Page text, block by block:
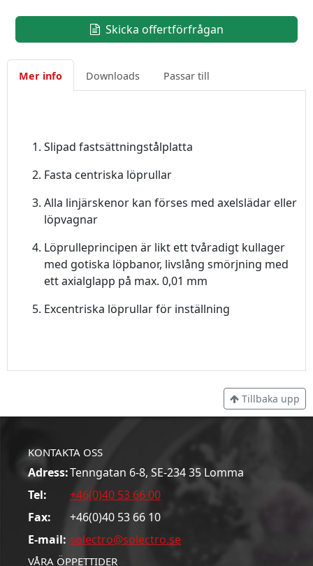
Skicka offertförfrågan
Mer info Downloads Passar till
Slipad fastsättningstålplatta
Fasta centriska löprullar
Alla linjärskenor kan förses med axelslädar eller
löpvagnar
Löprulleprincipen är likt ett tvåradigt kullager
med gotiska löpbanor, livslång smörjning med
ett axialglapp på max. 0,01 mm
Excentriska löprullar för inställning
Tillbaka upp
KONTAKTA OSS
Adress:Tenngatan 6-8, SE-234 35 Lomma
Tel:
+46(0)40 53 66 00
Fax:
+46(0)40 53 66 10
E-mail: solectro@solectro.se
VÅRA ÖPPETTIDER